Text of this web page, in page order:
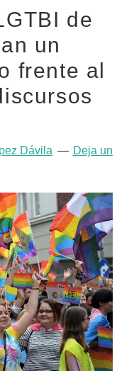
de
un
frente al
Dávila
Deja un